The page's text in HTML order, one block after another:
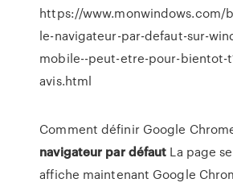
https://www.monwindows.com/
le-navigateur-par-defaut-sur-
mobile--peut-etre-pour-bientot-
avis.html
Comment définir Google
navigateur par défaut La page
affiche maintenant Google